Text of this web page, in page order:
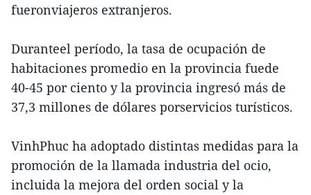
fueronviajeros extranjeros.
Duranteel período, la tasa de ocupación de
habitaciones promedio en la provincia fuede
40-45 por ciento y la provincia ingresó más de
37,3 millones de dólares porservicios turísticos.
VinhPhuc ha adoptado distintas medidas para la
promoción de la llamada industria del ocio,
incluida la mejora del orden social y la